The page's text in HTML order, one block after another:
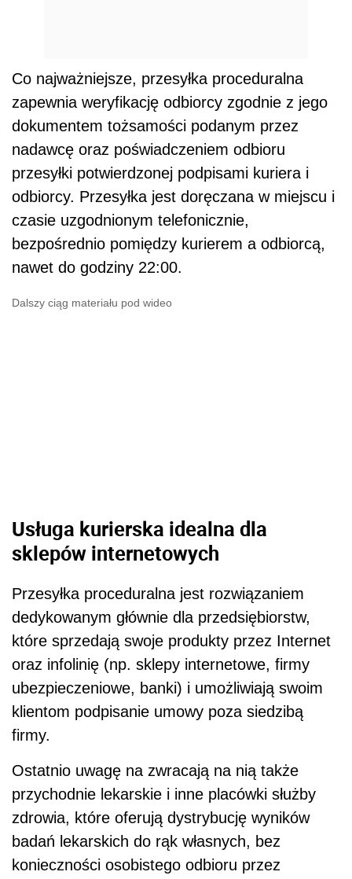
Co najważniejsze, przesyłka proceduralna
zapewnia weryfikację odbiorcy zgodnie z jego
dokumentem tożsamości podanym przez
nadawcę oraz poświadczeniem odbioru
przesyłki potwierdzonej podpisami kuriera i
odbiorcy. Przesyłka jest doręczana w miejscu i
czasie uzgodnionym telefonicznie,
bezpośrednio pomiędzy kurierem a odbiorcą,
nawet do godziny 22:00.
Dalszy ciąg materiału pod wideo
Usługa kurierska idealna dla
sklepów internetowych
Przesyłka proceduralna jest rozwiązaniem
dedykowanym głównie dla przedsiębiorstw,
które sprzedają swoje produkty przez Internet
oraz infolinię (np. sklepy internetowe, firmy
ubezpieczeniowe, banki) i umożliwiają swoim
klientom podpisanie umowy poza siedzibą
firmy.
Ostatnio uwagę na zwracają na nią także
przychodnie lekarskie i inne placówki służby
zdrowia, które oferują dystrybucję wyników
badań lekarskich do rąk własnych, bez
konieczności osobistego odbioru przez